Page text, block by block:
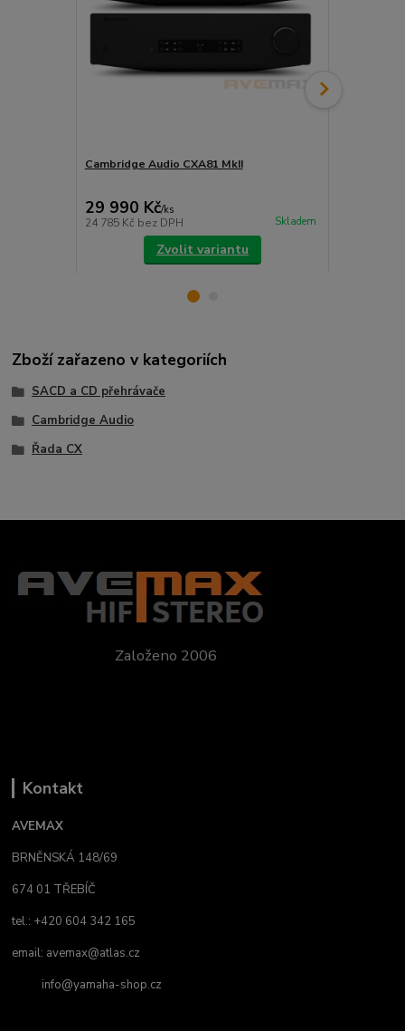
Cambridge Audio CXA81 MkII
29 990 Kč/ks
24 785 Kč bez DPH Skladem
Zvolit variantu
Zboží zařazeno v kategoriích
SACD a CD přehrávače
Cambridge Audio
Řada CX
Založeno 2006
Kontakt
AVEMAX
BRNĚNSKÁ 148/69
674 01 TŘEBÍČ
tel.: +420 604 342 165
email: avemax@atlas.cz
info@yamaha-shop.cz